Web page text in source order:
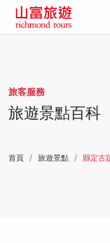
旅客服務
旅遊景點百科
首頁 旅遊景點 縣定古